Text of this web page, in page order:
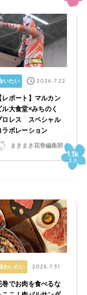
1.1k
まき
いたい 2026.7.22
【レポート】マルカン
ル大食堂×みちのく
ロレス スペシャル
ラボレーション
まきまき花巻編集部
わいたい 2026.7.31
巻でお肉を食べるな